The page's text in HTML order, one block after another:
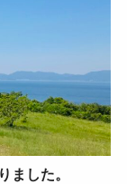
ました。